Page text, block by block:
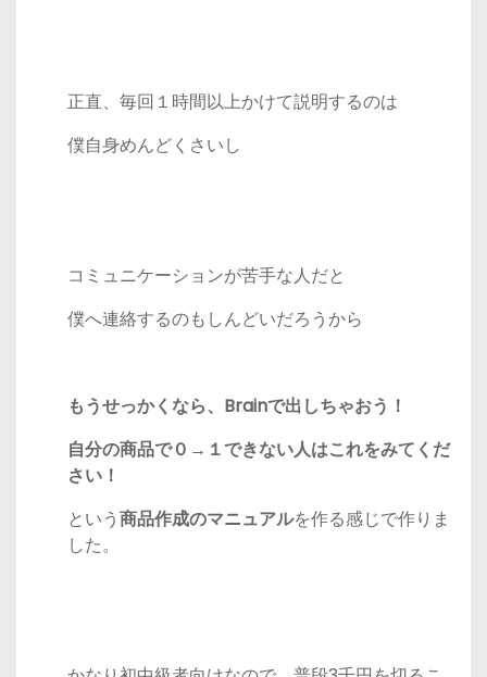
正直、毎回１時間以上かけて説明するのは
僕自身めんどくさいし
コミュニケーションが苦手な人だと
僕へ連絡するのもしんどいだろうから
もうせっかくなら、Brainで出しちゃおう！
自分の商品で０→１できない人はこれをみてくだ
さい！
という商品作成のマニュアルを作る感じで作りま
した。